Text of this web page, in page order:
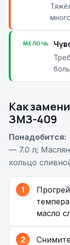
МЕЛОЧЬ
Как
ЗМЗ-409
Понадобится:
— 7.0 л;
кольцо
масло